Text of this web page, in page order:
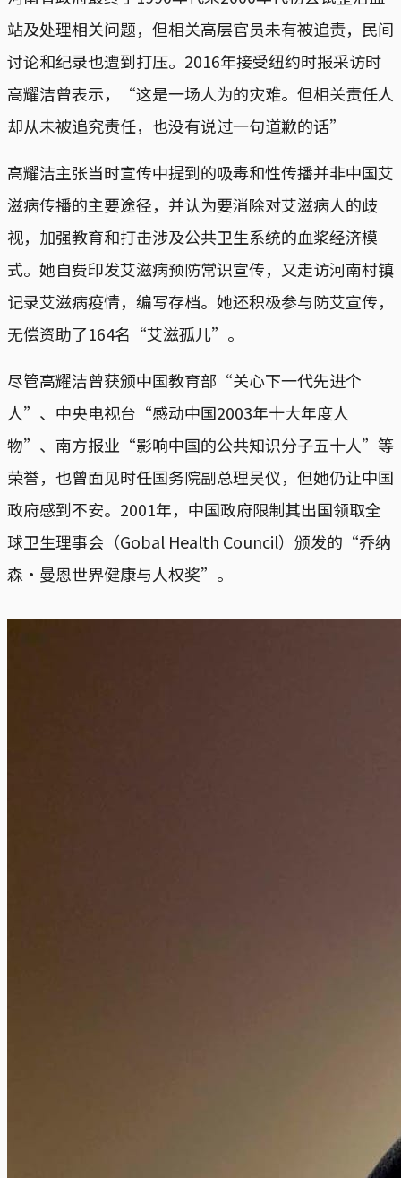
站及处理相关问题，但相关高层官员未有被追责，民间
讨论和纪录也遭到打压。2016年接受纽约时报采访时
高耀洁曾表示，“这是一场人为的灾难。但相关责任人
却从未被追究责任，也没有说过一句道歉的话”
高耀洁主张当时宣传中提到的吸毒和性传播并非中国艾
滋病传播的主要途径，并认为要消除对艾滋病人的歧
视，加强教育和打击涉及公共卫生系统的血浆经济模
式。她自费印发艾滋病预防常识宣传，又走访河南村镇
记录艾滋病疫情，编写存档。她还积极参与防艾宣传，
无偿资助了164名“艾滋孤儿”。
尽管高耀洁曾获颁中国教育部“关心下一代先进个
人”、中央电视台“感动中国2003年十大年度人
物”、南方报业“影响中国的公共知识分子五十人”等
荣誉，也曾面见时任国务院副总理吴仪，但她仍让中国
政府感到不安。2001年，中国政府限制其出国领取全
球卫生理事会（Gobal Health Council）颁发的“乔纳
森·曼恩世界健康与人权奖”。